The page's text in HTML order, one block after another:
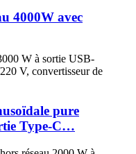
4000W avec
pure
Type-C…